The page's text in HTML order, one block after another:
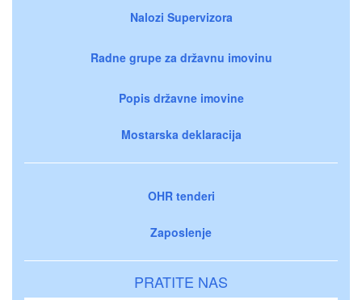
Nalozi Supervizora
Radne grupe za državnu imovinu
Popis državne imovine
Mostarska deklaracija
OHR tenderi
Zaposlenje
PRATITE NAS